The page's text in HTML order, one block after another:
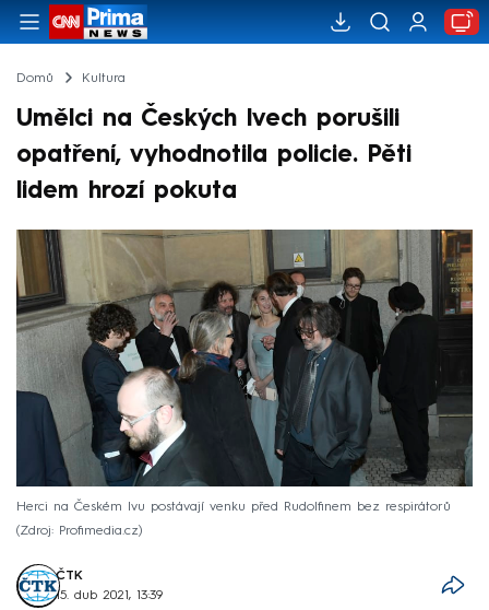
Domů Kultura
Umělci na Českých lvech porušili
opatření, vyhodnotila policie. Pěti
lidem hrozí pokuta
Herci na Českém lvu postávají venku před Rudolfinem bez respirátorů
Zdroj: Profimedia.cz
ČTK
15. dub 2021, 13:39